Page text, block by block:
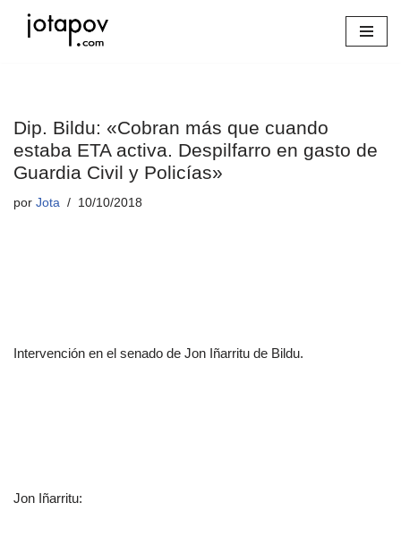
Dip. Bildu: «Cobran más que cuando
estaba ETA activa. Despilfarro en gasto de
Guardia Civil y Policías»
por Jota 10/10/2018
Intervención en el senado de Jon Iñarritu de Bildu.
Jon Iñarritu: